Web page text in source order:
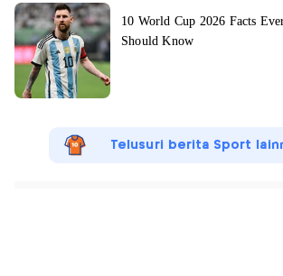
Telusuri berita Sport